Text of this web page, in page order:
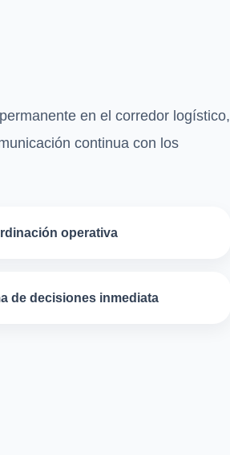
en el corredor logístico,
continua con los
operativa
de decisiones inmediata